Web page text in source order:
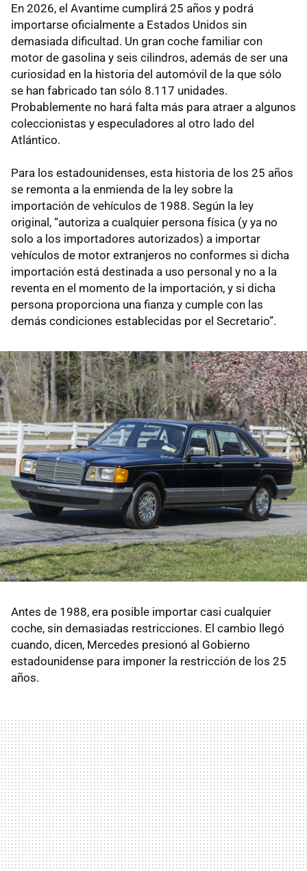
En 2026, el Avantime cumplirá 25 años y podrá
importarse oficialmente a Estados Unidos sin
demasiada dificultad. Un gran coche familiar con
motor de gasolina y seis cilindros, además de ser una
curiosidad en la historia del automóvil de la que sólo
se han fabricado tan sólo 8.117 unidades.
Probablemente no hará falta más para atraer a algunos
coleccionistas y especuladores al otro lado del
Atlántico.
Para los estadounidenses, esta historia de los 25 años
se remonta a la enmienda de la ley sobre la
importación de vehículos de 1988. Según la ley
original, “autoriza a cualquier persona física (y ya no
solo a los importadores autorizados) a importar
vehículos de motor extranjeros no conformes si dicha
importación está destinada a uso personal y no a la
reventa en el momento de la importación, y si dicha
persona proporciona una fianza y cumple con las
demás condiciones establecidas por el Secretario”.
Antes de 1988, era posible importar casi cualquier
coche, sin demasiadas restricciones. El cambio llegó
cuando, dicen, Mercedes presionó al Gobierno
estadounidense para imponer la restricción de los 25
años.